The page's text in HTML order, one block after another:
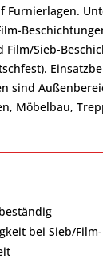
Furnierlagen.
Film/Sieb-
sind
Möbelbau,
bei Sieb/